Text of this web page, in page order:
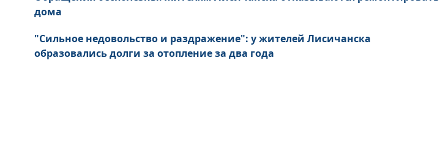
дома
"Сильное недовольство и раздражение": у жителей Лисичанска
образовались долги за отопление за два года